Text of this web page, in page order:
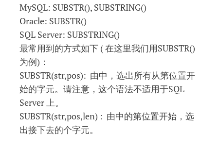
MySQL: SUBSTR(), SUBSTRING()
Oracle: SUBSTR()
SQL Server: SUBSTRING()
最常用到的方式如下 ( 在这里我们用SUBSTR()
为例)：
SUBSTR(str,pos): 由中，选出所有从第位置开
始的字元。请注意，这个语法不适用于SQL
Server 上。
SUBSTR(str,pos,len) : 由中的第位置开始，选
出接下去的个字元。